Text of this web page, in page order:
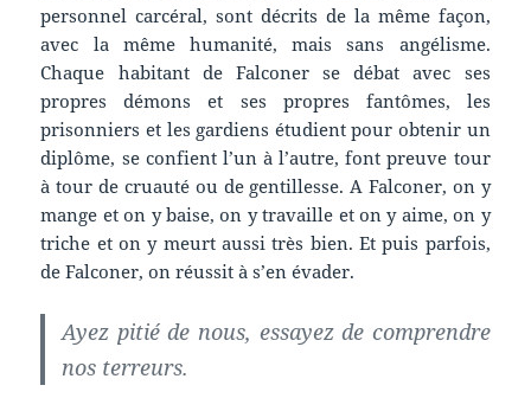
personnel carcéral, sont décrits de la même façon,
avec la même humanité, mais sans angélisme.
Chaque habitant de Falconer se débat avec ses
propres démons et ses propres fantômes, les
prisonniers et les gardiens étudient pour obtenir un
diplôme, se confient l’un à l’autre, font preuve tour
à tour de cruauté ou de gentillesse. A Falconer, on y
mange et on y baise, on y travaille et on y aime, on y
triche et on y meurt aussi très bien. Et puis parfois,
de Falconer, on réussit à s’en évader.
Ayez pitié de nous, essayez de comprendre
nos terreurs.